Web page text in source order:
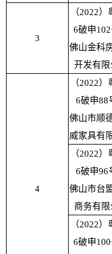
3
（2022）
6破申
佛山金科
开发有限
4
（2022）
6破申88
佛山市顺
威家具有
（2022）
6破申96
佛山市台
商务有限
（2022）
6破申